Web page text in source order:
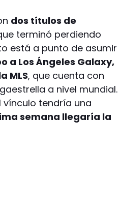
dos títulos de
terminó perdiendo
está a punto de asumir
a Los Ángeles Galaxy,
MLS, que cuenta con
a nivel mundial.
vínculo tendría una
semana llegaría la